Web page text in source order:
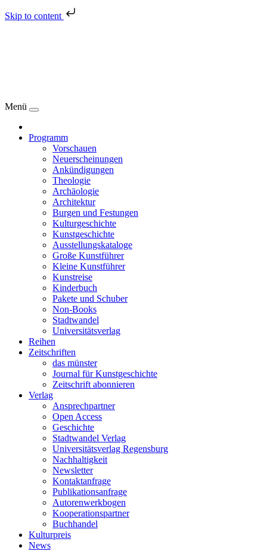
Skip to content
Menü
Programm
Vorschauen
Neuerscheinungen
Ankündigungen
Theologie
Archäologie
Architektur
Burgen und Festungen
Kulturgeschichte
Kunstgeschichte
Ausstellungskataloge
Große Kunstführer
Kleine Kunstführer
Kunstreise
Kinderbuch
Pakete und Schuber
Non-Books
Stadtwandel
Universitätsverlag
Reihen
Zeitschriften
das münster
Journal für Kunstgeschichte
Zeitschrift abonnieren
Verlag
Ansprechpartner
Open Access
Geschichte
Stadtwandel Verlag
Universitätsverlag Regensburg
Nachhaltigkeit
Newsletter
Kontaktanfrage
Publikationsanfrage
Autorenwerkbogen
Kooperationspartner
Buchhandel
Kulturpreis
News